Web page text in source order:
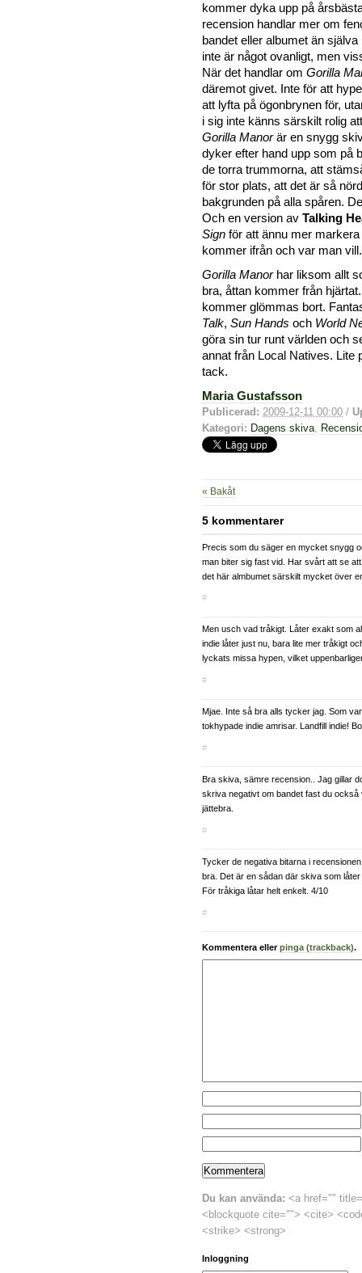
kommer dyka upp på
recension handlar mer om
bandet eller albumet än
inte är något ovanligt, men
När det handlar om Gorilla
däremot givet. Inte för att
att lyfta på ögonbrynen för,
i sig inte känns särskilt rolig
Gorilla Manorär en snygg
dyker efter hand upp som på
de torra trummorna, att
för stor plats, att det är så
bakgrunden på alla spåren.
Och en version av Talking
Sign för att ännu mer
kommer ifrån och var man vill.
Gorilla Manorhar liksom allt
bra, åttan kommer från
kommer glömmas bort.
Talk, Sun Hands och World
göra sin tur runt världen och
annat från Local Natives. Lite
tack.
Maria Gustafsson
Publicerad: 2009-12-11 00:00 /
Kategori: Dagens skiva
« Bakåt
5 kommentarer
Precis som du säger en mycket snygg
man biter sig fast vid. Har svårt att se
det här almbumet särskilt mycket över
#
Men usch vad tråkigt. Låter exakt som
indie låter just nu, bara lite mer tråkigt
lyckats missa hypen, vilket
#
Mjae. Inte så bra alls tycker jag. Som
tokhypade indie amrisar. Landfill indie!
#
Bra skiva, sämre recension.. Jag gillar
skriva negativt om bandet fast du också
jättebra.
#
Tycker de negativa bitarna i
bra. Det är en sådan där skiva som
För tråkiga låtar helt enkelt. 4/10
#
Kommentera ellerpinga (trackback).
Du kan använda: <a href=""
<blockquote cite=""> <cite>
<strike> <strong>
Inloggning